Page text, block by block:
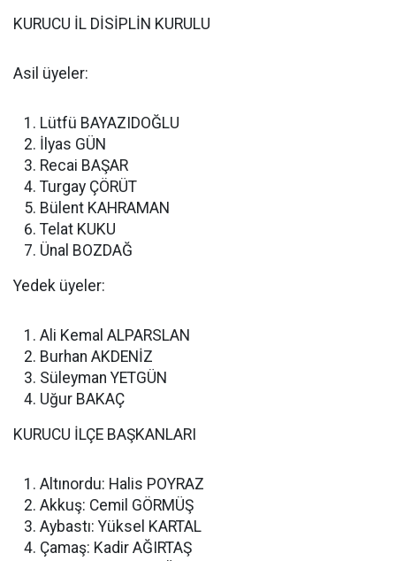
KURUCU İL DİSİPLİN KURULU
Asil üyeler:
Lütfü BAYAZIDOĞLU
İlyas GÜN
Recai BAŞAR
Turgay ÇÖRÜT
Bülent KAHRAMAN
Telat KUKU
Ünal BOZDAĞ
Yedek üyeler:
Ali Kemal ALPARSLAN
Burhan AKDENİZ
Süleyman YETGÜN
Uğur BAKAÇ
KURUCU İLÇE BAŞKANLARI
Altınordu: Halis POYRAZ
Akkuş: Cemil GÖRMÜŞ
Aybastı: Yüksel KARTAL
Çamaş: Kadir AĞIRTAŞ